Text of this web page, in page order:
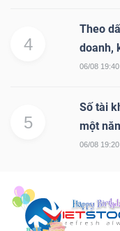
4
Theo
doanh,
06/08 19:40
5
Số tài
một
06/08 19:20